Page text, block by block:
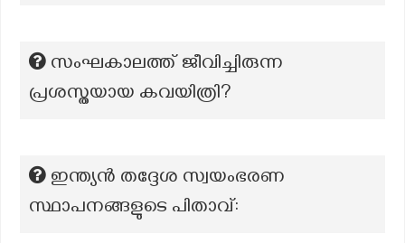
സംഘകാലത്ത് ജീവിച്ചിരുന്ന
പ്രശസ്തയായ കവയിത്രി?
ഇന്ത്യൻ തദ്ദേശ സ്വയംഭരണ
സ്ഥാപനങ്ങളുടെ പിതാവ്: